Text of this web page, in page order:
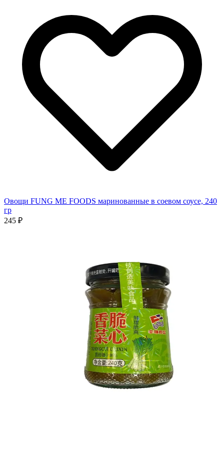
Овощи FUNG ME FOODS маринованные в соевом соусе, 240
гр
245 ₽